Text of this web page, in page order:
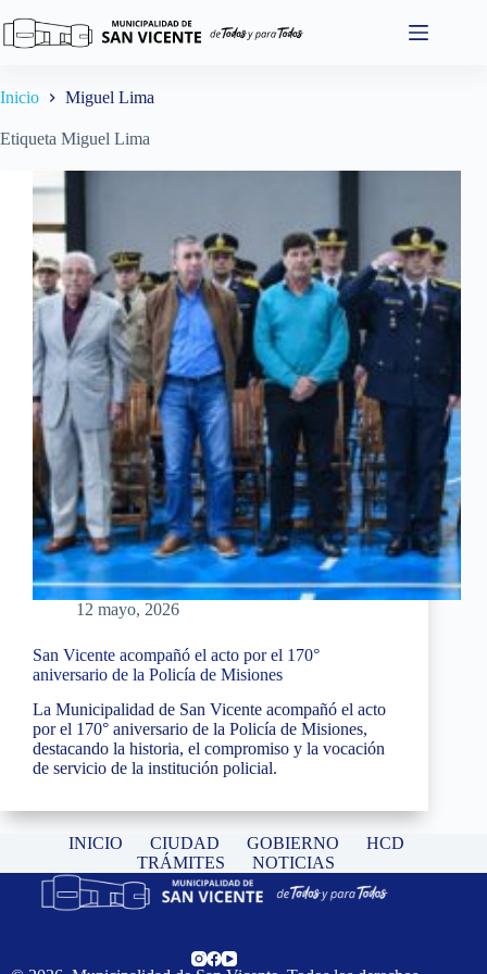
al
contenido
Inicio Miguel Lima
Etiqueta Miguel Lima
12 mayo, 2026
San Vicente acompañó el acto por el 170°
aniversario de la Policía de Misiones
La Municipalidad de San Vicente acompañó el acto
por el 170° aniversario de la Policía de Misiones,
destacando la historia, el compromiso y la vocación
de servicio de la institución policial.
INICIO CIUDAD GOBIERNO
HCD
TRÁMITES
NOTICIAS